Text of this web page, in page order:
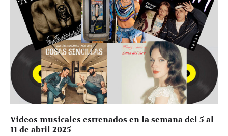
Videos musicales estrenados en la semana del 5 al
11 de abril 2025